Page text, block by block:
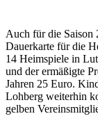
Auch für die Saison
Dauerkarte für die
14 Heimspiele in
und der ermäßigte
Jahren 25 Euro.
Lohberg weiterhin
gelben